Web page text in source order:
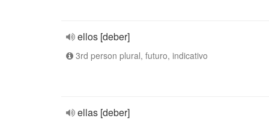
ellos [deber]
3rd person plural, futuro, indicativo
ellas [deber]